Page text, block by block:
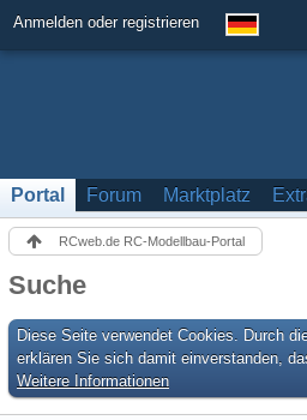
Anmelden oder registrieren
Portal Forum Marktplatz
RCweb.de RC-Modellbau-Portal
Suche
Diese Seite verwendet Cookies. Durch
erklären Sie sich damit einverstanden,
Weitere Informationen